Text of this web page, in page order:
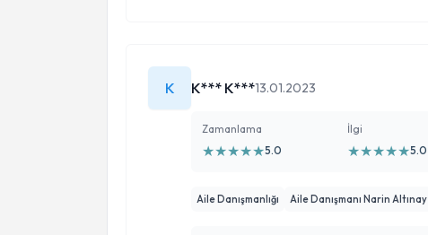
K K*** K***13.01.2023
Zamanlama
★★★★★5.0
İlgi
★★★★★5.0
Aile Danışmanlığı Aile Danışmanı Narin Altınay